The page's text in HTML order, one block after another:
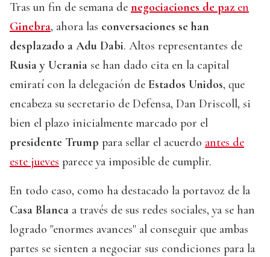
Tras un fin de semana de negociaciones de paz en
Ginebra, ahora las conversaciones se han
desplazado a Adu Dabi. Altos representantes de
Rusia y Ucrania se han dado cita en la capital
emiratí con la delegación de Estados Unidos, que
encabeza su secretario de Defensa, Dan Driscoll, si
bien el plazo inicialmente marcado por el
presidente Trump para sellar el acuerdo antes de
este jueves parece ya imposible de cumplir.
En todo caso, como ha destacado la portavoz de la
Casa Blanca a través de sus redes sociales, ya se han
logrado "enormes avances" al conseguir que ambas
partes se sienten a negociar sus condiciones para la